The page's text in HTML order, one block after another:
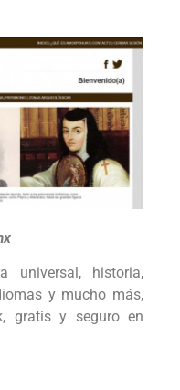
universal, historia,
y mucho más,
gratis y seguro en